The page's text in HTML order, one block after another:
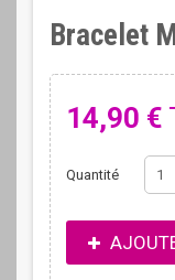
Bracelet
14,90 €
Quantité